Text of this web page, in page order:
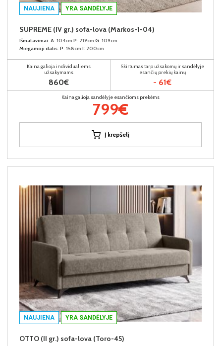
NAUJIENA YRA SANDĖLYJE
SUPREME (IV gr.) sofa-lova (Markos-1-04)
Išmatavimai: A: 104cm P: 219cm G: 109cm
Miegamoji dalis: P: 158cm I: 200cm
Kaina galioja individualiems
užsakymams
860€
Skirtumas tarp užsakomų ir sandėlyje
esančių prekių kainų
- 61€
Kaina galioja sandėlyje esančioms prekėms
799€
Į krepšelį
NAUJIENA YRA SANDĖLYJE
OTTO (II gr.) sofa-lova (Toro-45)